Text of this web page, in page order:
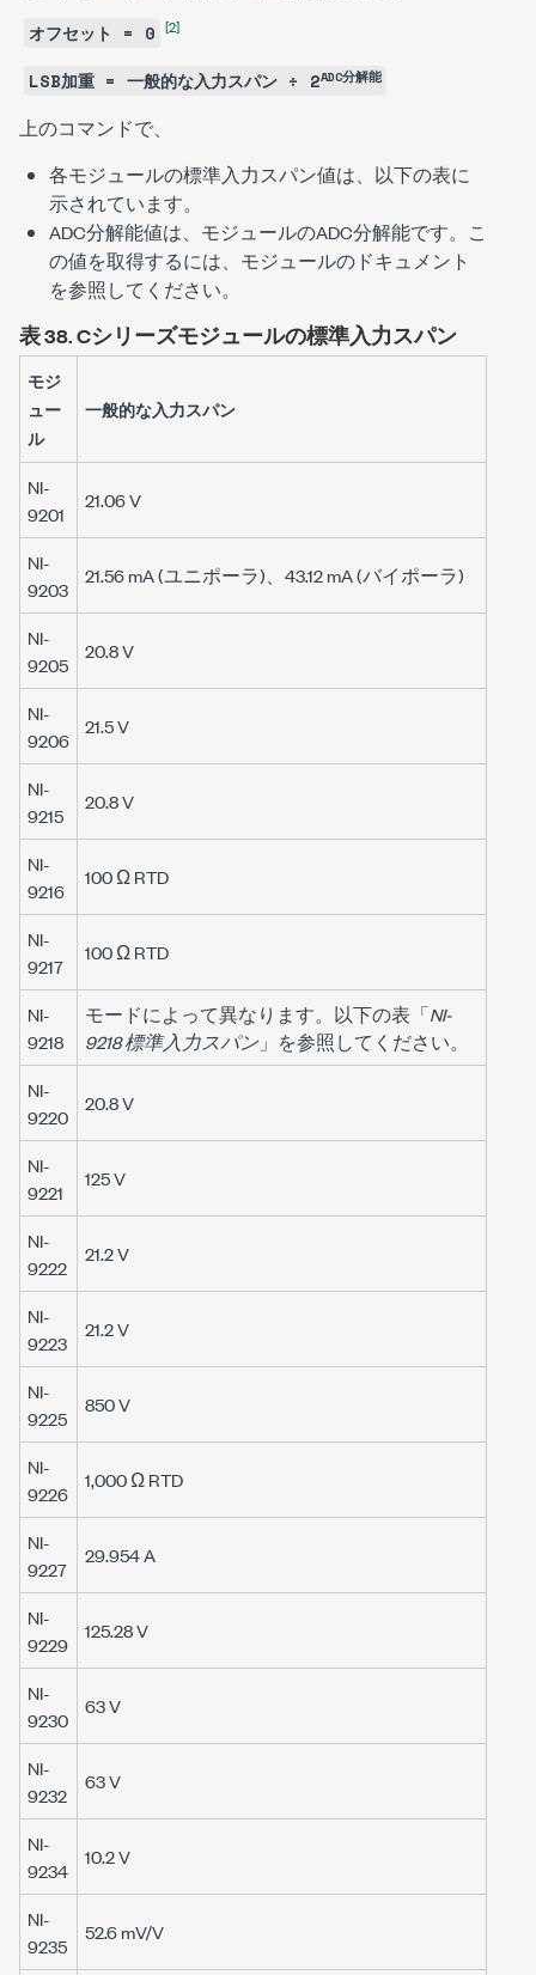
オフセット = 0 [2]
LSB加重 = 一般的な入力スパン ÷ 2ADC分解能
上のコマンドで、
各モジュールの標準入力スパン値は、以下の表に
示されています。
ADC分解能値は、モジュールのADC分解能です。こ
の値を取得するには、モジュールのドキュメント
を参照してください。
表 38.Cシリーズモジュールの標準入力スパン
モジ
ュー
ル
一般的な入力スパン
NI-
9201
21.06 V
NI-
9203
21.56 mA (ユニポーラ)、43.12 mA (バイポーラ)
NI-
9205
20.8 V
NI-
9206
21.5 V
NI-
9215
20.8 V
NI-
9216
100 Ω RTD
NI-
9217
100 Ω RTD
NI-
9218
モードによって異なります。以下の表「NI-
9218 標準入力スパン」を参照してください。
NI-
9220
20.8 V
NI-
9221
125 V
NI-
9222
21.2 V
NI-
9223
21.2 V
NI-
9225
850 V
NI-
9226
1,000 Ω RTD
NI-
9227
29.954 A
NI-
9229
125.28 V
NI-
9230
63 V
NI-
9232
63 V
NI-
9234
10.2 V
NI-
9235
52.6 mV/V